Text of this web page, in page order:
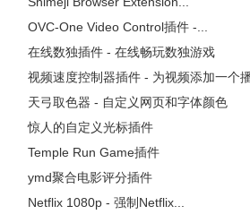
OVC-One Video Control插件 -...
在线数独插件 - 在线畅玩数独游戏
视频速度控制器插件 - 为视频添加一个
天弓取色器 - 自定义网页和字体颜色
惊人的自定义光标插件
Temple Run Game插件
ymd聚合电影评分插件
Netflix 1080p - 强制Netflix...